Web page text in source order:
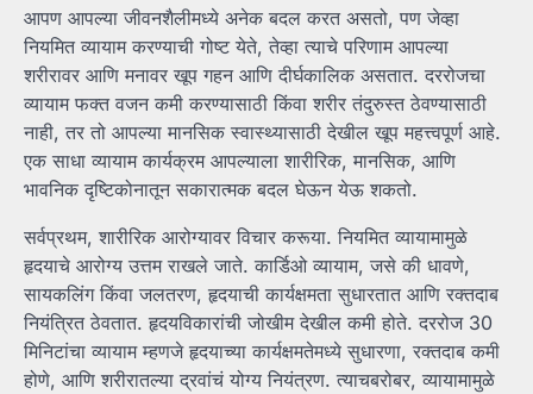
आपण आपल्या जीवनशैलीमध्ये अनेक बदल करत असतो, पण जेव्हा
नियमित व्यायाम करण्याची गोष्ट येते, तेव्हा त्याचे परिणाम आपल्या
शरीरावर आणि मनावर खूप गहन आणि दीर्घकालिक असतात. दररोजचा
व्यायाम फक्त वजन कमी करण्यासाठी किंवा शरीर तंदुरुस्त ठेवण्यासाठी
नाही, तर तो आपल्या मानसिक स्वास्थ्यासाठी देखील खूप महत्त्वपूर्ण आहे.
एक साधा व्यायाम कार्यक्रम आपल्याला शारीरिक, मानसिक, आणि
भावनिक दृष्टिकोनातून सकारात्मक बदल घेऊन येऊ शकतो.
सर्वप्रथम, शारीरिक आरोग्यावर विचार करूया. नियमित व्यायामामुळे
हृदयाचे आरोग्य उत्तम राखले जाते. कार्डिओ व्यायाम, जसे की धावणे,
सायकलिंग किंवा जलतरण, हृदयाची कार्यक्षमता सुधारतात आणि रक्तदाब
नियंत्रित ठेवतात. हृदयविकारांची जोखीम देखील कमी होते. दररोज 30
मिनिटांचा व्यायाम म्हणजे हृदयाच्या कार्यक्षमतेमध्ये सुधारणा, रक्तदाब कमी
होणे, आणि शरीरातल्या द्रवांचं योग्य नियंत्रण. त्याचबरोबर, व्यायामामुळे